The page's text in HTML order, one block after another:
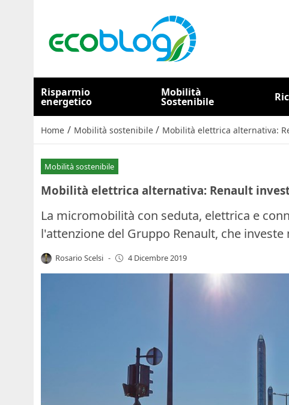
Risparmio
energetico
Mobilità
Sostenibile
Home / Mobilità sostenibile / Mobilità elettrica alternativa:
Mobilità sostenibile
Mobilità elettrica alternativa: Renault
La micromobilità con seduta, elettrica e
l'attenzione del Gruppo Renault, che
Rosario Scelsi - 4 Dicembre 2019